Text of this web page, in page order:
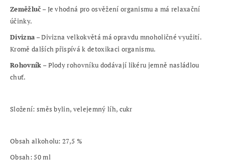
Zeměžluč – Je vhodná pro osvěžení organismu a má relaxační
účinky.
Divizna – Divizna velkokvětá má opravdu mnoholičné využití.
Kromě dalších přispívá k detoxikaci organismu.
Rohovník – Plody rohovníku dodávají likéru jemně nasládlou
chuť.
Složení: směs bylin, velejemný líh, cukr
Obsah alkoholu: 27,5 %
Obsah: 50 ml